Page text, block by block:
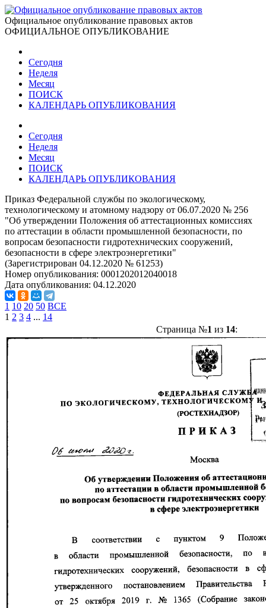
Официальное опубликование правовых актов
ОФИЦИАЛЬНОЕ ОПУБЛИКОВАНИЕ
Сегодня
Неделя
Месяц
ПОИСК
КАЛЕНДАРЬ ОПУБЛИКОВАНИЯ
Сегодня
Неделя
Месяц
ПОИСК
КАЛЕНДАРЬ ОПУБЛИКОВАНИЯ
Приказ Федеральной службы по экологическому,
технологическому и атомному надзору от 06.07.2020 № 256
"Об утверждении Положения об аттестационных комиссиях
по аттестации в области промышленной безопасности, по
вопросам безопасности гидротехнических сооружений,
безопасности в сфере электроэнергетики"
(Зарегистрирован 04.12.2020 № 61253)
Номер опубликования: 0001202012040018
Дата опубликования: 04.12.2020
1 10 20 50 ВСЕ
1 2 3 4 ... 14
Страница №1 из 14: